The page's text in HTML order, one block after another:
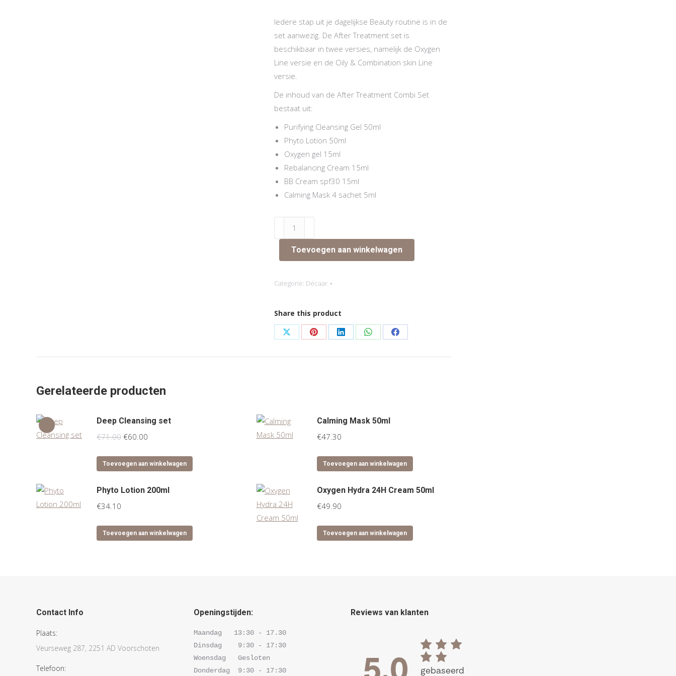
Iedere stap uit je dagelijkse Beauty routine is in de
set aanwezig. De After Treatment set is
beschikbaar in twee versies, namelijk de Oxygen
Line versie en de Oily & Combination skin Line
versie.
De inhoud van de After Treatment Combi Set
bestaat uit:
Purifying Cleansing Gel 50ml
Phyto Lotion 50ml
Oxygen gel 15ml
Rebalancing Cream 15ml
BB Cream spf30 15ml
Calming Mask 4 sachet 5ml
Treatment
Combi
Set
Toevoegen aan winkelwagen
Categorie: Décaar
Share this product
Share
on
Share
on
Share
on
Share
on
Share
on
Gerelateerde producten
Deep Cleansing set
€71.00 Oorspronkelijke
was:
€60.00
is:
Toevoegen aan winkelwagen
Calming Mask 50ml
€47.30
Toevoegen aan winkelwagen
Phyto Lotion 200ml
€34.10
Toevoegen aan winkelwagen
Oxygen Hydra 24H Cream 50ml
€49.90
Toevoegen aan winkelwagen
Contact Info
Plaats:
Veurseweg 287, 2251 AD Voorschoten
Telefoon:
Openingstijden:
Maandag   13:30 - 17.30
Dinsdag    9:30 - 17:30
Woensdag   Gesloten
Donderdag  9:30 - 17:30
Reviews van klanten